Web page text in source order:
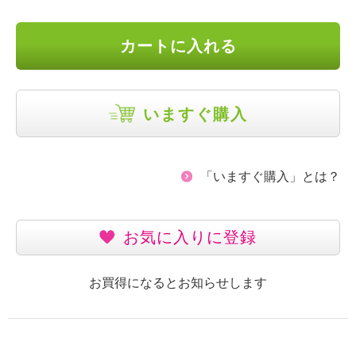
カートに入れる
いますぐ購入
「いますぐ購入」とは？
お気に入りに登録
お買得になるとお知らせします